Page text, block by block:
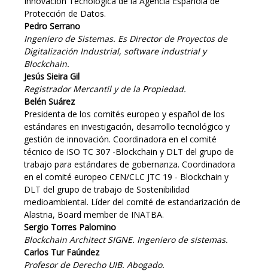
Protección de Datos.
Pedro Serrano
Ingeniero de Sistemas. Es Director de Proyectos de
Digitalización Industrial, software industrial y
Blockchain.
Jesús Sieira Gil
Registrador Mercantil y de la Propiedad.
Belén Suárez
Presidenta de los comités europeo y español de los
estándares en investigación, desarrollo tecnológico y
gestión de innovación. Coordinadora en el comité
técnico de ISO TC 307 -Blockchain y DLT del grupo de
trabajo para estándares de gobernanza. Coordinadora
en el comité europeo CEN/CLC JTC 19 - Blockchain y
DLT del grupo de trabajo de Sostenibilidad
medioambiental. Líder del comité de estandarización de
Alastria, Board member de INATBA.
Sergio Torres Palomino
Blockchain Architect SIGNE. Ingeniero de sistemas.
Carlos Tur Faúndez
Profesor de Derecho UIB. Abogado.